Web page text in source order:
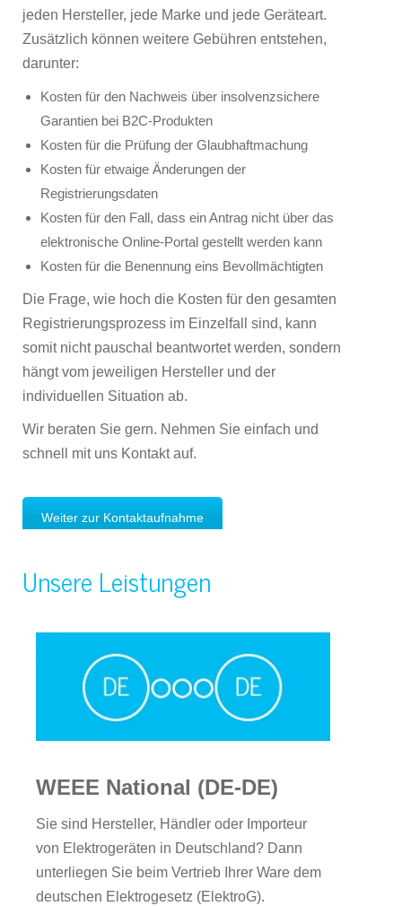
jeden Hersteller, jede Marke und jede Geräteart.
Zusätzlich können weitere Gebühren entstehen,
darunter:
Kosten für den Nachweis über insolvenzsichere
Garantien bei B2C-Produkten
Kosten für die Prüfung der Glaubhaftmachung
Kosten für etwaige Änderungen der
Registrierungsdaten
Kosten für den Fall, dass ein Antrag nicht über das
elektronische Online-Portal gestellt werden kann
Kosten für die Benennung eins Bevollmächtigten
Die Frage, wie hoch die Kosten für den gesamten
Registrierungsprozess im Einzelfall sind, kann
somit nicht pauschal beantwortet werden, sondern
hängt vom jeweiligen Hersteller und der
individuellen Situation ab.
Wir beraten Sie gern. Nehmen Sie einfach und
schnell mit uns Kontakt auf.
Weiter zur Kontaktaufnahme
Unsere Leistungen
WEEE National (DE-DE)
Sie sind Hersteller, Händler oder Importeur
von Elektrogeräten in Deutschland? Dann
unterliegen Sie beim Vertrieb Ihrer Ware dem
deutschen Elektrogesetz (ElektroG).